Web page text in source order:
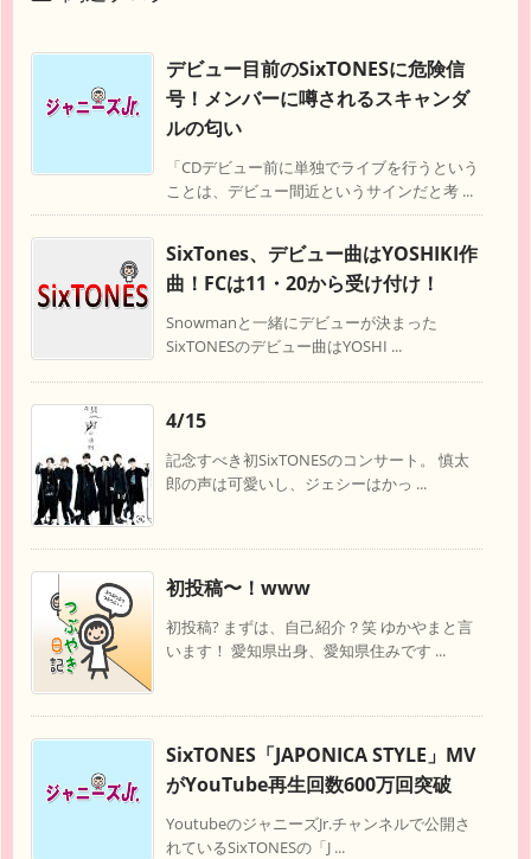
デビュー目前のSixTONESに危険信
号！メンバーに噂されるスキャンダ
ルの匂い
「CDデビュー前に単独でライブを行うという
ことは、デビュー間近というサインだと考 ...
SixTones、デビュー曲はYOSHIKI作
曲！FCは11・20から受け付け！
Snowmanと一緒にデビューが決まった
SixTONESのデビュー曲はYOSHI ...
4/15
記念すべき初SixTONESのコンサート。 慎太
郎の声は可愛いし、ジェシーはかっ ...
初投稿〜！www
初投稿? まずは、自己紹介？笑 ゆかやまと言
います！ 愛知県出身、愛知県住みです ...
SixTONES「JAPONICA STYLE」MV
がYouTube再生回数600万回突破
YoutubeのジャニーズJr.チャンネルで公開さ
れているSixTONESの「J ...